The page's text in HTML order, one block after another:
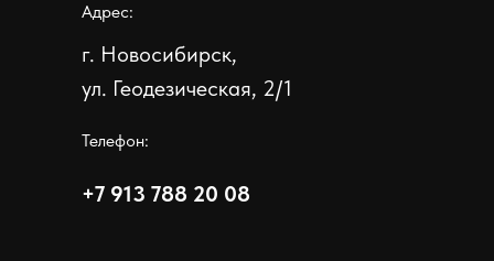
Адрес:
г. Новосибирск,
ул. Геодезическая, 2/1
Телефон:
+7 913 788 20 08